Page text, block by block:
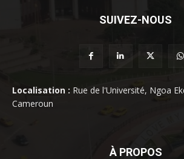
SUIVEZ-NOUS
Localisation : Rue de l'Université, Ngoa
Cameroun
À PROPOS